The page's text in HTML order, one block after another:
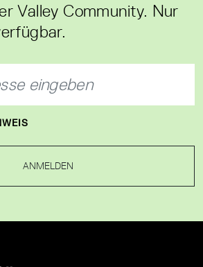
Valley Community. Nur
ANMELDEN